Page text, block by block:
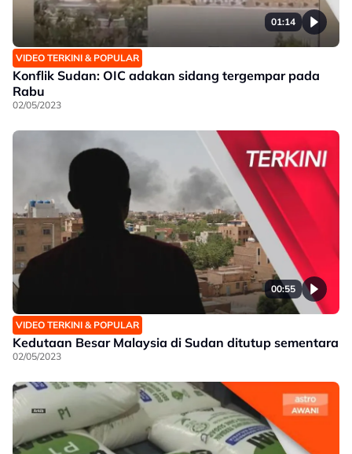
01:14
VIDEO TERKINI & POPULAR
Konflik Sudan: OIC adakan sidang tergempar pada
Rabu
02/05/2023
00:55
VIDEO TERKINI & POPULAR
Kedutaan Besar Malaysia di Sudan ditutup sementara
02/05/2023